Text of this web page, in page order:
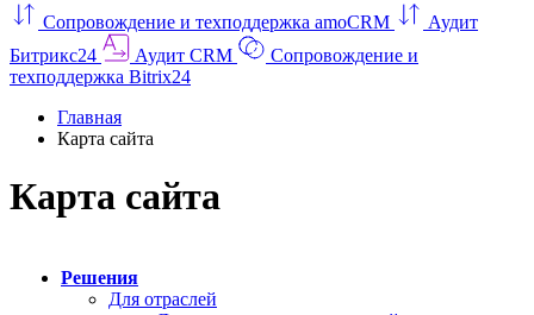
Сопровождение и техподдержка amoCRM
Аудит
Битрикс24
Аудит CRM
Сопровождение и
техподдержка Bitrix24
Главная
Карта сайта
Карта сайта
Решения
Для отраслей